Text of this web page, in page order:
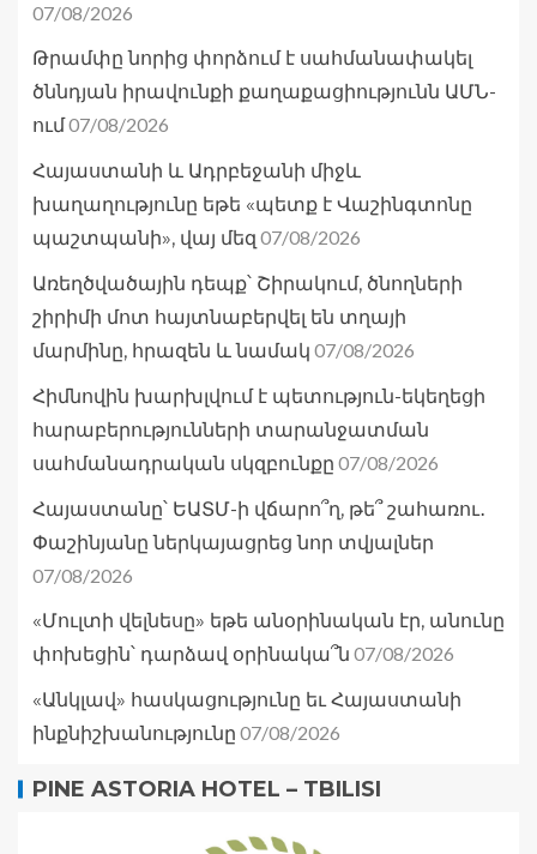
07/08/2026
Թրամփը նորից փորձում է սահմանափակել
ծննդյան իրավունքի քաղաքացիությունն ԱՄՆ-
ում07/08/2026
Հայաստանի և Ադրբեջանի միջև
խաղաղությունը եթե «պետք է Վաշինգտոնը
պաշտպանի», վայ մեզ 07/08/2026
Առեղծվածային դեպք՝ Շիրակում, ծնողների
շիրիմի մոտ հայտնաբերվել են տղայի
մարմինը, հրազեն և նամակ 07/08/2026
Հիմնովին խարխլվում է պետություն-եկեղեցի
հարաբերությունների տարանջատման
սահմանադրական սկզբունքը 07/08/2026
Հայաստանը՝ ԵԱՏՄ-ի վճարո՞ղ, թե՞ շահառու․
Փաշինյանը ներկայացրեց նոր տվյալներ
07/08/2026
«Մուլտի վելնեսը» եթե անօրինական էր, անունը
փոխեցին՝ դարձավ օրինակա՞ն 07/08/2026
«Անկլավ» հասկացությունը եւ Հայաստանի
ինքնիշխանությունը 07/08/2026
PINE ASTORIA HOTEL – TBILISI